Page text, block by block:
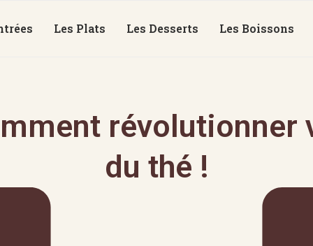
Les Plats Les Desserts Les Boissons
révolutionner
du thé !